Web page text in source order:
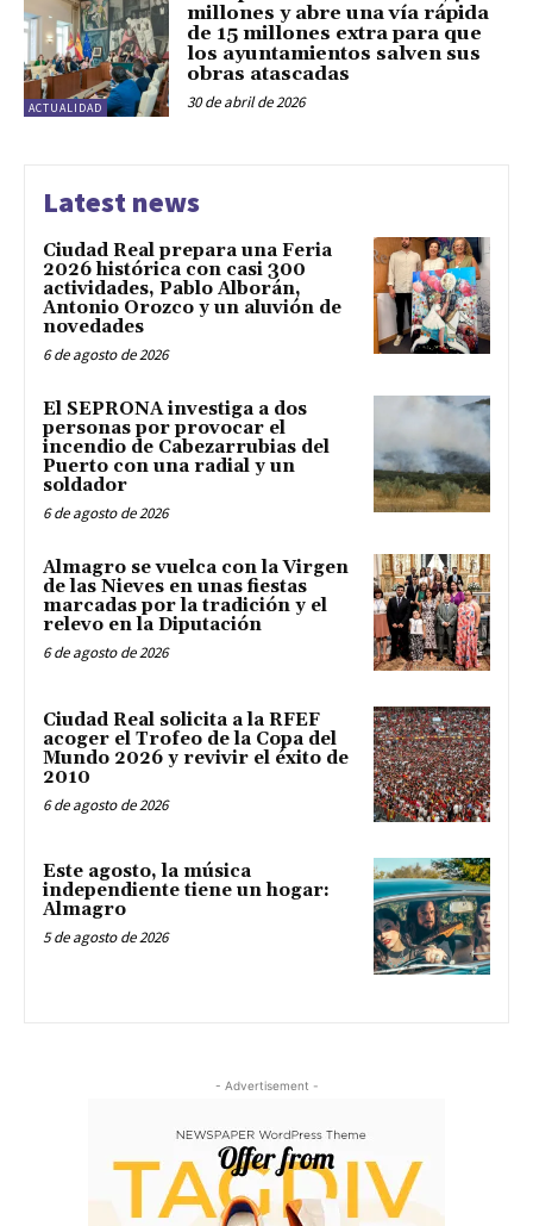
ACTUALIDAD
millones y abre una vía rápida
de 15 millones extra para que
los ayuntamientos salven sus
obras atascadas
30 de abril de 2026
Latest news
Ciudad Real prepara una Feria
2026 histórica con casi 300
actividades, Pablo Alborán,
Antonio Orozco y un aluvión de
novedades
6 de agosto de 2026
El SEPRONA investiga a dos
personas por provocar el
incendio de Cabezarrubias del
Puerto con una radial y un
soldador
6 de agosto de 2026
Almagro se vuelca con la Virgen
de las Nieves en unas fiestas
marcadas por la tradición y el
relevo en la Diputación
6 de agosto de 2026
Ciudad Real solicita a la RFEF
acoger el Trofeo de la Copa del
Mundo 2026 y revivir el éxito de
2010
6 de agosto de 2026
Este agosto, la música
independiente tiene un hogar:
Almagro
5 de agosto de 2026
- Advertisement -